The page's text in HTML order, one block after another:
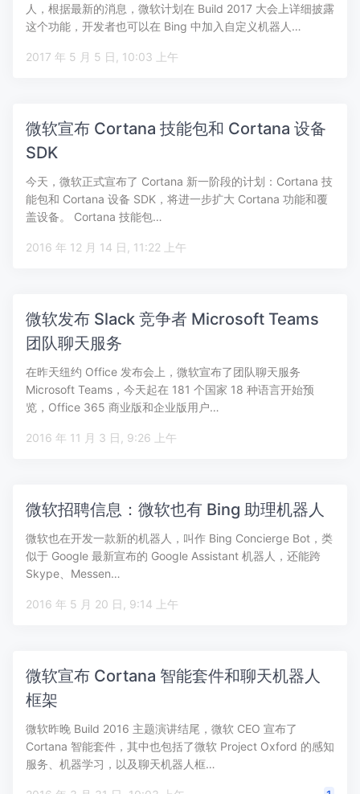
人，根据最新的消息，微软计划在 Build 2017 大会上详细披露
这个功能，开发者也可以在 Bing 中加入自定义机器人…
2017 年 5 月 5 日, 10:03 上午
微软宣布 Cortana 技能包和 Cortana 设备
SDK
今天，微软正式宣布了 Cortana 新一阶段的计划：Cortana 技
能包和 Cortana 设备 SDK，将进一步扩大 Cortana 功能和覆
盖设备。 Cortana 技能包…
2016 年 12 月 14 日, 11:22 上午
微软发布 Slack 竞争者 Microsoft Teams
团队聊天服务
在昨天纽约 Office 发布会上，微软宣布了团队聊天服务
Microsoft Teams，今天起在 181 个国家 18 种语言开始预
览，Office 365 商业版和企业版用户…
2016 年 11 月 3 日, 9:26 上午
微软招聘信息：微软也有 Bing 助理机器人
微软也在开发一款新的机器人，叫作 Bing Concierge Bot，类
似于 Google 最新宣布的 Google Assistant 机器人，还能跨
Skype、Messen…
2016 年 5 月 20 日, 9:14 上午
微软宣布 Cortana 智能套件和聊天机器人
框架
微软昨晚 Build 2016 主题演讲结尾，微软 CEO 宣布了
Cortana 智能套件，其中也包括了微软 Project Oxford 的感知
服务、机器学习，以及聊天机器人框…